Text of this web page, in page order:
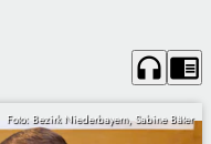
headphones chrome_reader_mode
Foto: Bezirk Niederbayern, Sabine Bäter